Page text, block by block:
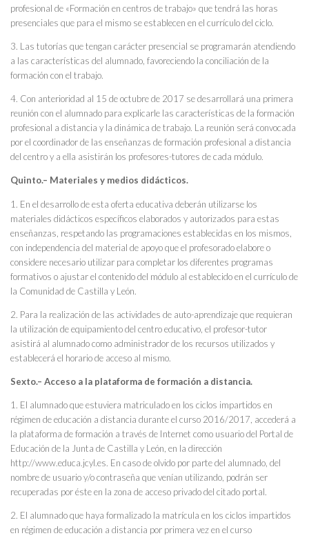
profesional de «Formación en centros de trabajo» que tendrá las horas
presenciales que para el mismo se establecen en el currículo del ciclo.
3. Las tutorías que tengan carácter presencial se programarán atendiendo
a las características del alumnado, favoreciendo la conciliación de la
formación con el trabajo.
4. Con anterioridad al 15 de octubre de 2017 se desarrollará una primera
reunión con el alumnado para explicarle las características de la formación
profesional a distancia y la dinámica de trabajo. La reunión será convocada
por el coordinador de las enseñanzas de formación profesional a distancia
del centro y a ella asistirán los profesores-tutores de cada módulo.
Quinto.– Materiales y medios didácticos.
1. En el desarrollo de esta oferta educativa deberán utilizarse los
materiales didácticos específicos elaborados y autorizados para estas
enseñanzas, respetando las programaciones establecidas en los mismos,
con independencia del material de apoyo que el profesorado elabore o
considere necesario utilizar para completar los diferentes programas
formativos o ajustar el contenido del módulo al establecido en el currículo de
la Comunidad de Castilla y León.
2. Para la realización de las actividades de auto-aprendizaje que requieran
la utilización de equipamiento del centro educativo, el profesor-tutor
asistirá al alumnado como administrador de los recursos utilizados y
establecerá el horario de acceso al mismo.
Sexto.– Acceso a la plataforma de formación a distancia.
1. El alumnado que estuviera matriculado en los ciclos impartidos en
régimen de educación a distancia durante el curso 2016/2017, accederá a
la plataforma de formación a través de Internet como usuario del Portal de
Educación de la Junta de Castilla y León, en la dirección
http://www.educa.jcyl.es. En caso de olvido por parte del alumnado, del
nombre de usuario y/o contraseña que venían utilizando, podrán ser
recuperadas por éste en la zona de acceso privado del citado portal.
2. El alumnado que haya formalizado la matrícula en los ciclos impartidos
en régimen de educación a distancia por primera vez en el curso